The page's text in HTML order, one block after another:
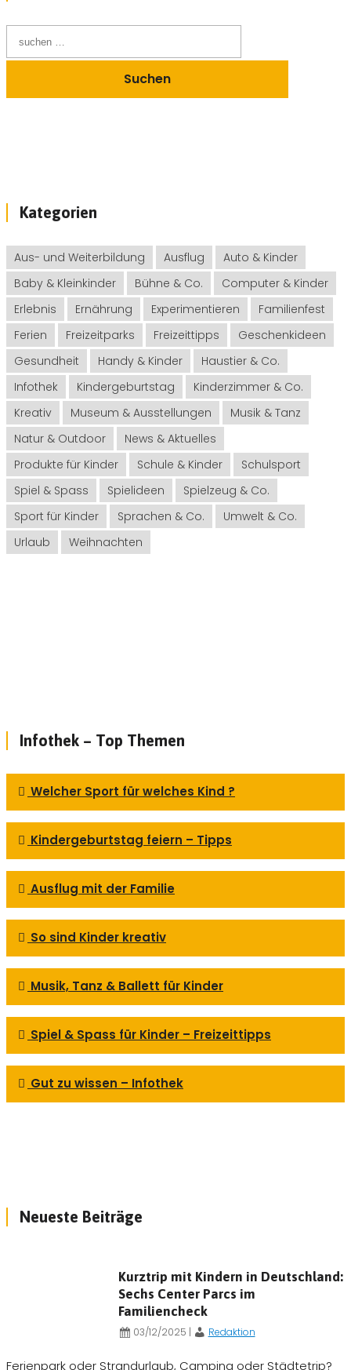
Kategorien
Aus- und Weiterbildung Ausflug
Auto & Kinder
Baby & Kleinkinder
Bühne & Co.
Computer & Kinder
Erlebnis
Ernährung Experimentieren
Familienfest
Ferien
Freizeitparks Freizeittipps
Geschenkideen
Gesundheit
Handy & Kinder
Haustier & Co.
Infothek
Kindergeburtstag
Kinderzimmer & Co.
Kreativ
Museum & Ausstellungen
Musik & Tanz
Natur & Outdoor
News & Aktuelles
Produkte für Kinder
Schule & Kinder
Schulsport
Spiel & Spass
Spielideen
Spielzeug & Co.
Sport für Kinder
Sprachen & Co.
Umwelt & Co.
Urlaub
Weihnachten
Infothek – Top Themen
Welcher Sport für welches Kind ?
Kindergeburtstag feiern – Tipps
Ausflug mit der Familie
So sind Kinder kreativ
Musik, Tanz & Ballett für Kinder
Spiel & Spass für Kinder – Freizeittipps
Gut zu wissen – Infothek
Neueste Beiträge
Kurztrip mit Kindern in Deutschland:
Sechs Center Parcs im
Familiencheck
03/12/2025 | Redaktion
Ferienpark oder Strandurlaub, Camping oder Städtetrip?